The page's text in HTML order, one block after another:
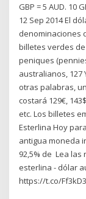
GBP = 5 AUD. 10
12 Sep 2014 El
denominaciones
billetes verdes
peniques
australianos, 127
otras palabras,
costará 129€,
etc. Los billetes
Esterlina Hoy
antigua moneda
92,5% de Lea
esterlina - dólar
https://t.co/